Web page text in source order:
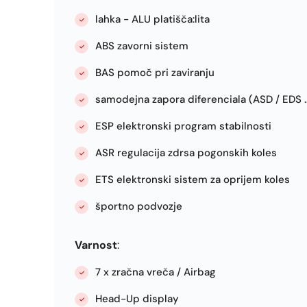
lahka - ALU platišča:lita
ABS zavorni sistem
BAS pomoč pri zaviranju
samodejna zapora diferenciala (ASD / EDS
ESP elektronski program stabilnosti
ASR regulacija zdrsa pogonskih koles
ETS elektronski sistem za oprijem koles
športno podvozje
Varnost:
7 x zračna vreča / Airbag
Head-Up display